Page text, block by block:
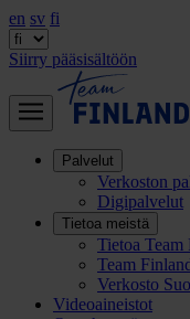
en sv fi
Siirry pääsisältöön
Palvelut
Verkoston
Digipalvelut
Tietoa meistä
Tietoa Team
Team
Verkosto
Videoaineistot